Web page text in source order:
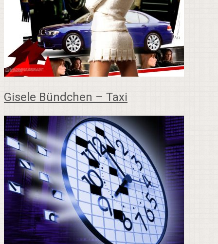
Gisele Bündchen – Taxi